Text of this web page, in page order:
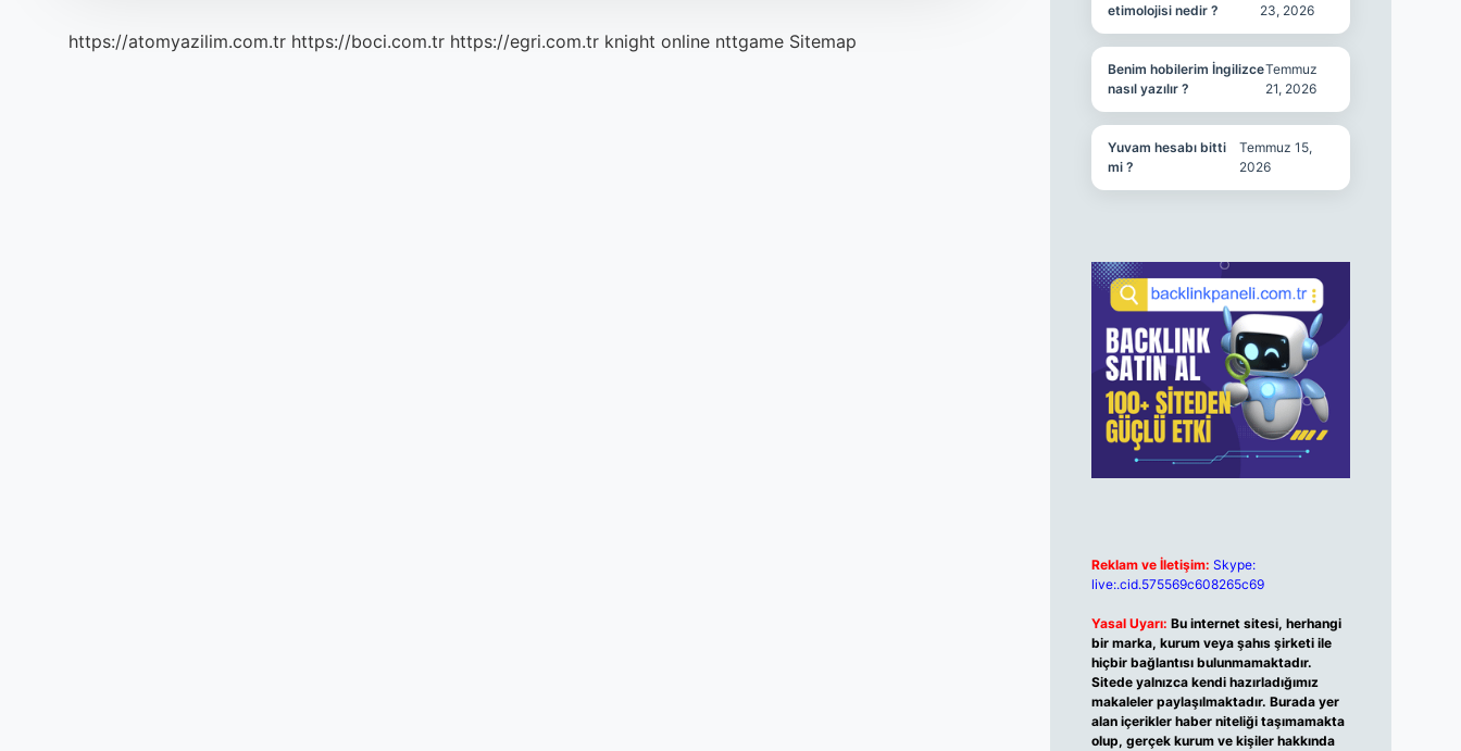
https://atomyazilim.com.tr https://boci.com.tr https://egri.com.tr knight online nttgame Sitemap
etimolojisi nedir ?
23, 2026
Benim hobilerim İngilizce
nasıl yazılır ?
Temmuz
21, 2026
Yuvam hesabı bitti
mi ?
Temmuz 15,
2026
Reklam ve İletişim: Skype:
live:.cid.575569c608265c69
Yasal Uyarı: Bu internet sitesi, herhangi
bir marka, kurum veya şahıs şirketi ile
hiçbir bağlantısı bulunmamaktadır.
Sitede yalnızca kendi hazırladığımız
makaleler paylaşılmaktadır. Burada yer
alan içerikler haber niteliği taşımamakta
olup, gerçek kurum ve kişiler hakkında